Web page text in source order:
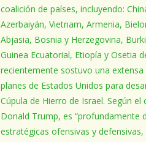
coalición de países, incluyendo:
Azerbaiyán, Vietnam, Armenia,
Abjasia, Bosnia y Herzegovina,
Guinea Ecuatorial, Etiopía y Osetia
recientemente sostuvo una
planes de Estados Unidos para
Cúpula de Hierro de Israel. Según
Donald Trump, es “profundamente
estratégicas ofensivas y